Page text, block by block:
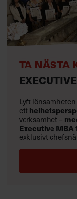
TA NÄSTA
Lyft
ett
verksamhet –
Executive MBA
exklusivt